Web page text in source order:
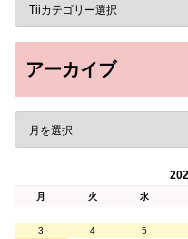
アーカイブ
月 火 水
3
4 5